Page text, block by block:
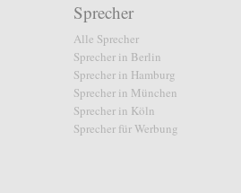
Sprecher
Alle Sprecher
Sprecher in Berlin
Sprecher in Hamburg
Sprecher in München
Sprecher in Köln
Sprecher für Werbung